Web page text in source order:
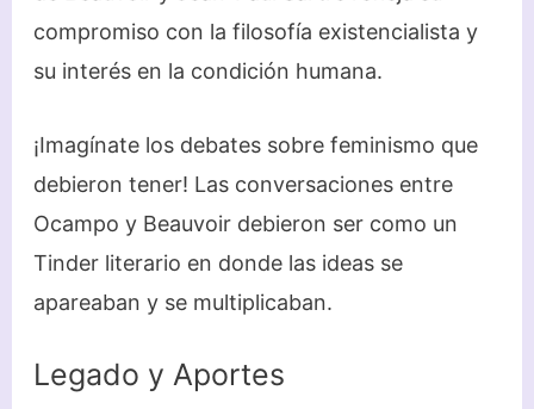
compromiso con la filosofía existencialista y
su interés en la condición humana.
¡Imagínate los debates sobre feminismo que
debieron tener! Las conversaciones entre
Ocampo y Beauvoir debieron ser como un
Tinder literario en donde las ideas se
apareaban y se multiplicaban.
Legado y Aportes